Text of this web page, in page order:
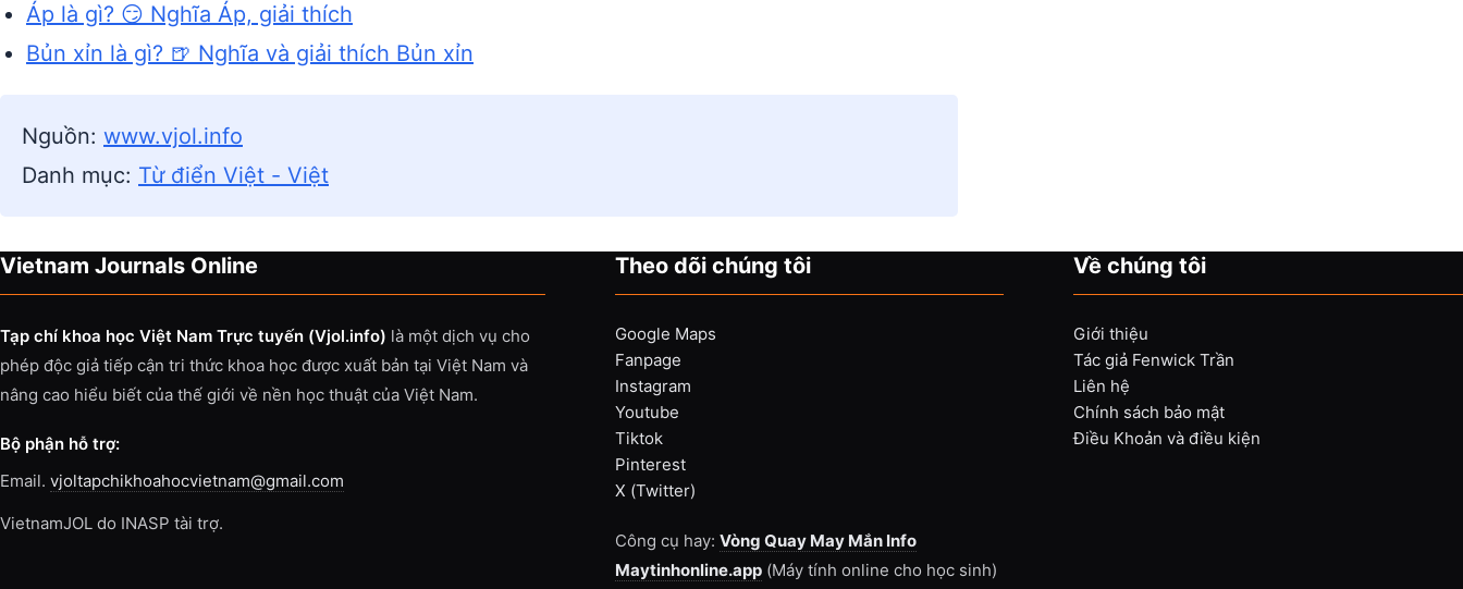
Áp là gì? 😏 Nghĩa Áp, giải thích
Bủn xỉn là gì? 🍺 Nghĩa và giải thích Bủn xỉn
Nguồn: www.vjol.info
Danh mục: Từ điển Việt - Việt
Vietnam Journals Online
Tạp chí khoa học Việt Nam Trực tuyến (Vjol.info) là một dịch vụ cho
phép độc giả tiếp cận tri thức khoa học được xuất bản tại Việt Nam và
nâng cao hiểu biết của thế giới về nền học thuật của Việt Nam.
Bộ phận hỗ trợ:
Email. vjoltapchikhoahocvietnam@gmail.com
VietnamJOL do INASP tài trợ.
Theo dõi chúng tôi
Google Maps
Fanpage
Instagram
Youtube
Tiktok
Pinterest
X (Twitter)
Công cụ hay: Vòng Quay May Mắn Info
Maytinhonline.app(Máy tính online cho học sinh)
Về chúng tôi
Giới thiệu
Tác giả Fenwick Trần
Liên hệ
Chính sách bảo mật
Điều Khoản và điều kiện